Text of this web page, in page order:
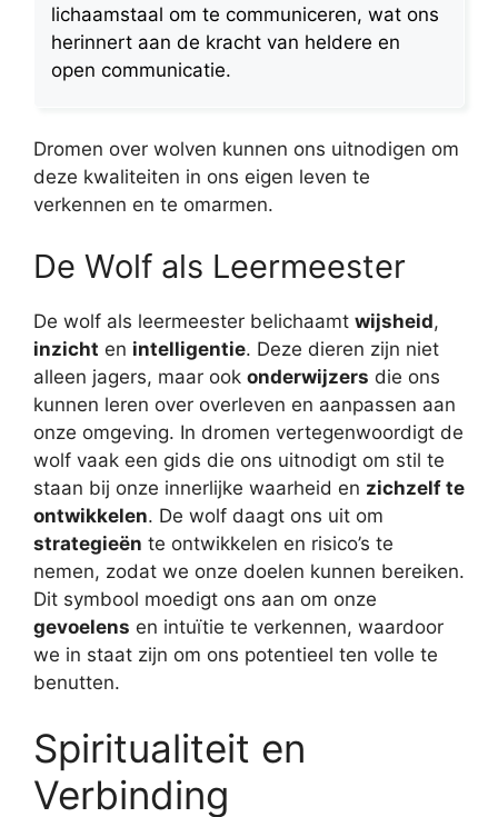
lichaamstaal om te communiceren, wat ons
herinnert aan de kracht van heldere en
open communicatie.
Dromen over wolven kunnen ons uitnodigen om
deze kwaliteiten in ons eigen leven te
verkennen en te omarmen.
De Wolf als Leermeester
De wolf als leermeester belichaamt wijsheid,
inzicht en intelligentie. Deze dieren zijn niet
alleen jagers, maar ook onderwijzers die ons
kunnen leren over overleven en aanpassen aan
onze omgeving. In dromen vertegenwoordigt de
wolf vaak een gids die ons uitnodigt om stil te
staan bij onze innerlijke waarheid en zichzelf te
ontwikkelen. De wolf daagt ons uit om
strategieën te ontwikkelen en risico’s te
nemen, zodat we onze doelen kunnen bereiken.
Dit symbool moedigt ons aan om onze
gevoelens en intuïtie te verkennen, waardoor
we in staat zijn om ons potentieel ten volle te
benutten.
Spiritualiteit en
Verbinding